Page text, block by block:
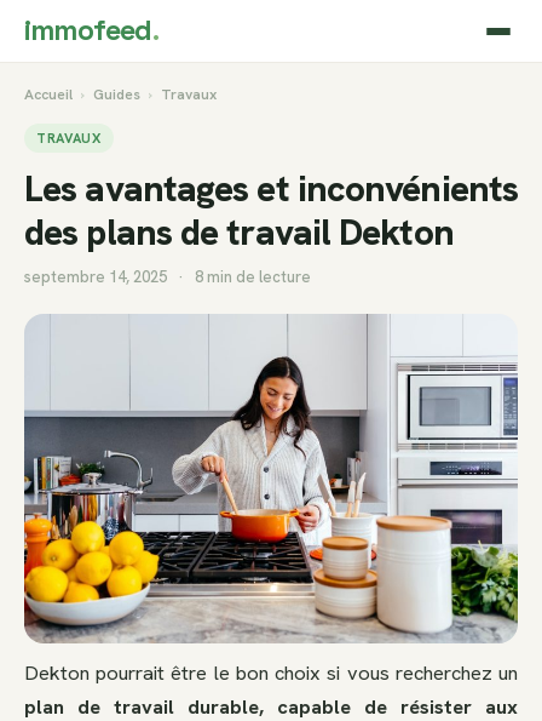
immofeed.
Accueil › Guides › Travaux
TRAVAUX
Les avantages et inconvénients
des plans de travail Dekton
septembre 14, 2025 · 8 min de lecture
Dekton pourrait être le bon choix si vous recherchez un
plan de travail durable, capable de résister aux